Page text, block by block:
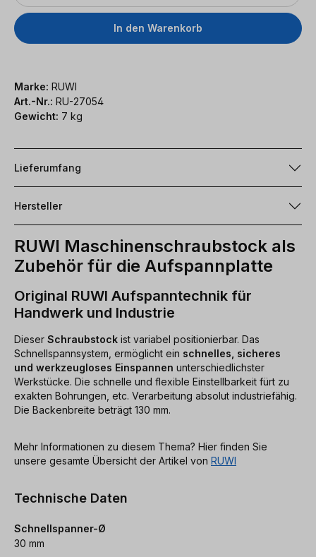
In den Warenkorb
Marke: RUWI
Art.-Nr.: RU-27054
Gewicht: 7 kg
Lieferumfang
Hersteller
RUWI Maschinenschraubstock als
Zubehör für die Aufspannplatte
Original RUWI Aufspanntechnik für
Handwerk und Industrie
Dieser Schraubstock ist variabel positionierbar. Das
Schnellspannsystem, ermöglicht ein schnelles, sicheres
und werkzeugloses Einspannen unterschiedlichster
Werkstücke. Die schnelle und flexible Einstellbarkeit fürt zu
exakten Bohrungen, etc. Verarbeitung absolut industriefähig.
Die Backenbreite beträgt 130 mm.
Mehr Informationen zu diesem Thema? Hier finden Sie
unsere gesamte Übersicht der Artikel von RUWI
Technische Daten
Schnellspanner-Ø
30 mm